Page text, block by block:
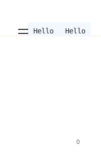
Hello Hello
0